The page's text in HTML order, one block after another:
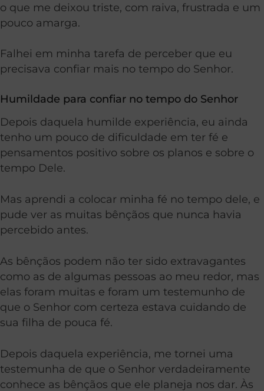
o que me deixou triste, com raiva, frustrada e um
pouco amarga.
Falhei em minha tarefa de perceber que eu
precisava confiar mais no tempo do Senhor.
Humildade para confiar no tempo do Senhor
Depois daquela humilde experiência, eu ainda
tenho um pouco de dificuldade em ter fé e
pensamentos positivo sobre os planos e sobre o
tempo Dele.
Mas aprendi a colocar minha fé no tempo dele, e
pude ver as muitas bênçãos que nunca havia
percebido antes.
As bênçãos podem não ter sido extravagantes
como as de algumas pessoas ao meu redor, mas
elas foram muitas e foram um testemunho de
que o Senhor com certeza estava cuidando de
sua filha de pouca fé.
Depois daquela experiência, me tornei uma
testemunha de que o Senhor verdadeiramente
conhece as bênçãos que ele planeja nos dar. Às